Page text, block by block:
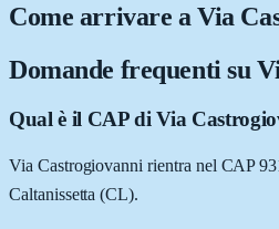
Come arrivare aVia
Domande frequenti su
Qual è il CAP di Via
Via Castrogiovanni rientra nel CAP
Caltanissetta (CL).